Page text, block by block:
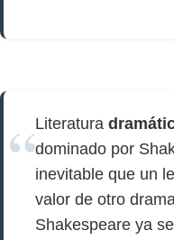
Literatura
dominado por
inevitable que un
valor de otro
Shakespeare ya